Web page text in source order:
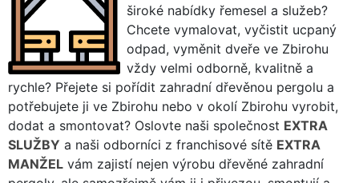
široké nabídky řemesel a služeb?
Chcete vymalovat, vyčistit ucpaný
odpad, vyměnit dveře ve Zbirohu
vždy velmi odborně, kvalitně a
rychle? Přejete si pořídit zahradní dřevěnou pergolu a
potřebujete ji ve Zbirohu nebo v okolí Zbirohu vyrobit,
dodat a smontovat? Oslovte naši společnost EXTRA
SLUŽBY a naši odborníci z franchisové sítě EXTRA
MANŽEL vám zajistí nejen výrobu dřevěné zahradní